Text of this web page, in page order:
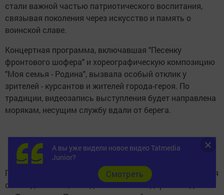
стали важной частью патриотического воспитания,
связывая поколения через искусство и память о
воинской славе.
Концертная программа, включавшая "Песенку
фронтового шофера" и хореографическую композицию
"Моя семья - Родина", вызвала особый отклик у
зрителей - курсантов и жителей города-героя. По
традиции, видеозапись выступления будет направлена
морякам, несущим службу вдали от берега.
Параллельно в Форосе проходит юбилейная творческая
смена движения, объединившая 210 одаренных детей
А вы уже видели новое видео Tatmedia
Junior?
Cмотреть